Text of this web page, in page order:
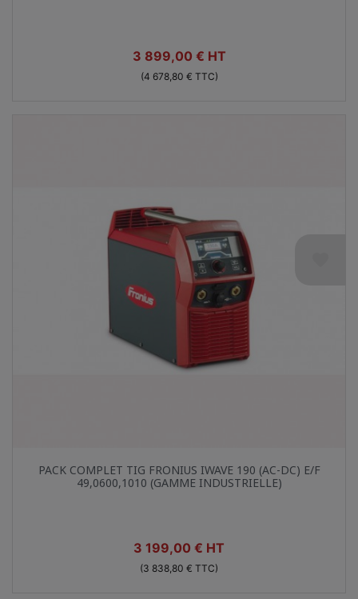
Prix
3 899,00 € HT
(4 678,80 € TTC)
Aperçu rapide
PACK COMPLET TIG FRONIUS IWAVE 190 (AC-DC) E/F
49,0600,1010 (GAMME INDUSTRIELLE)
Prix
3 199,00 € HT
(3 838,80 € TTC)